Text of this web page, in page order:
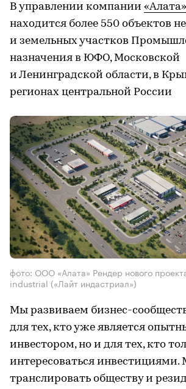
В управлении компании «Алата»
находится более 550 объектов
и земельных участков
назначения в ЮФО, Московской
и Ленинградской области, в
регионах центральной России
фото: ООО «Алата» Рендер нового
industrial («Лайт индастриал»)
Мы развиваем бизнес-
для тех, кто уже является
инвестором,но и для тех, кто
интересоваться
транслировать обществу и